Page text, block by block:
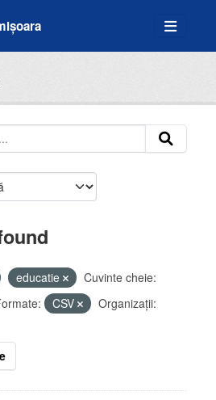
educatie
Cuvinte cheie:
CSV
Organizații: